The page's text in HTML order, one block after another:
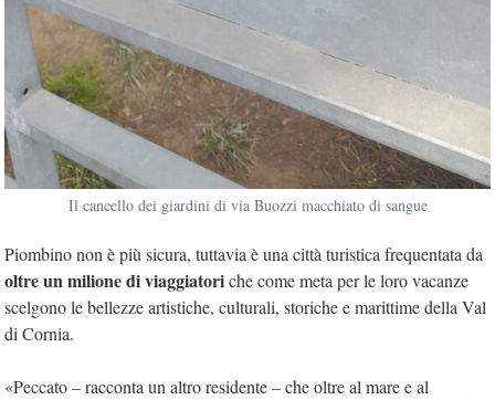
Il cancello dei giardini di via Buozzi macchiato di sangue
Piombino non è più sicura, tuttavia è una città turistica frequentata da
oltre un milione di viaggiatoriche come meta per le loro vacanze
scelgono le bellezze artistiche, culturali, storiche e marittime della Val
di Cornia.
«Peccato – racconta un altro residente – che oltre al mare e al